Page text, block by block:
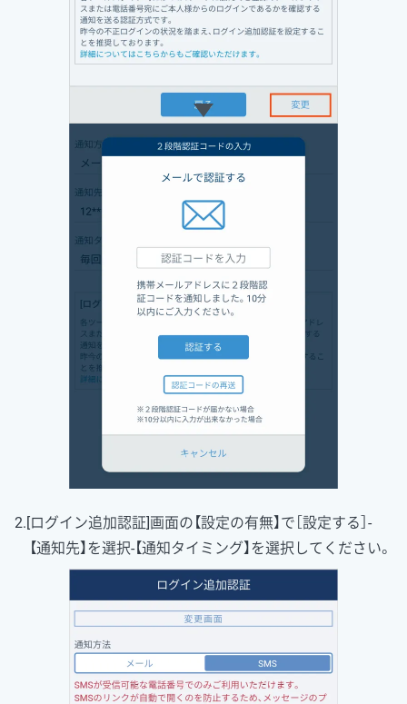
2.[ログイン追加認証]画面の【設定の有無】で［設定する］-
【通知先】を選択‐【通知タイミング】を選択してください。